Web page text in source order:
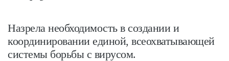
Назрела необходимость в создании и
координировании единой, всеохватывающей
системы борьбы с вирусом.